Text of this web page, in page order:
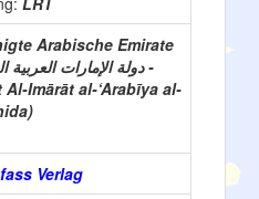
Arabische Emirate
Al-Imārāt al-‘Arabīya al-
Verlag